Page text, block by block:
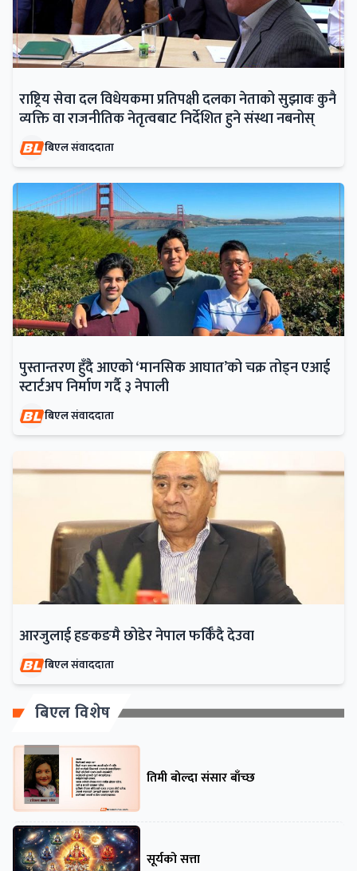
राष्ट्रिय सेवा दल विधेयकमा प्रतिपक्षी दलका नेताको सुझावः कुनै
व्यक्ति वा राजनीतिक नेतृत्वबाट निर्देशित हुने संस्था नबनोस्
बिएल संवाददाता
पुस्तान्तरण हुँदै आएको ‘मानसिक आघात’को चक्र तोड्न एआई
स्टार्टअप निर्माण गर्दै ३ नेपाली
बिएल संवाददाता
आरजुलाई हङकङमै छोडेर नेपाल फर्किँदै देउवा
बिएल संवाददाता
बिएल विशेष
तिमी बोल्दा संसार बाँच्छ
सूर्यको सत्ता